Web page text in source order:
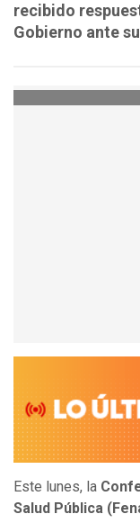
recibido
Gobierno ante
Este lunes, la
Salud Pública